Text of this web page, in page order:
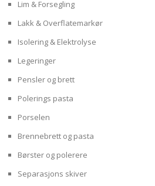
Lim & Forsegling
Lakk & Overflatemarkør
Isolering & Elektrolyse
Legeringer
Pensler og brett
Polerings pasta
Porselen
Brennebrett og pasta
Børster og polerere
Separasjons skiver